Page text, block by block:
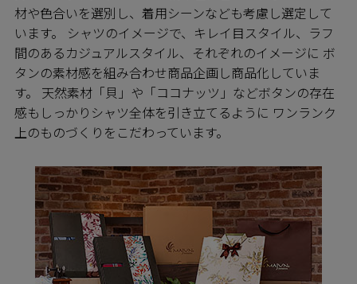
材や色合いを選別し、着用シーンなども考慮し選定して
います。 シャツのイメージで、キレイ目スタイル、ラフ
間のあるカジュアルスタイル、それぞれのイメージに ボ
タンの素材感を組み合わせ商品企画し商品化していま
す。 天然素材「貝」や「ココナッツ」などボタンの存在
感もしっかりシャツ全体を引き立てるように ワンランク
上のものづくりをこだわっています。